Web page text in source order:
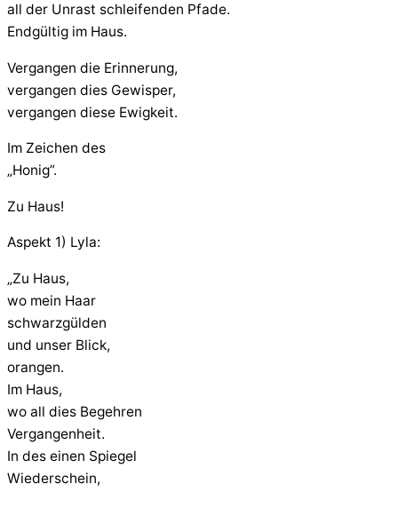
all der Unrast schleifenden Pfade.
Endgültig im Haus.
Vergangen die Erinnerung,
vergangen dies Gewisper,
vergangen diese Ewigkeit.
Im Zeichen des
„Honig”.
Zu Haus!
Aspekt 1) Lyla:
„Zu Haus,
wo mein Haar
schwarzgülden
und unser Blick,
orangen.
Im Haus,
wo all dies Begehren
Vergangenheit.
In des einen Spiegel
Wiederschein,